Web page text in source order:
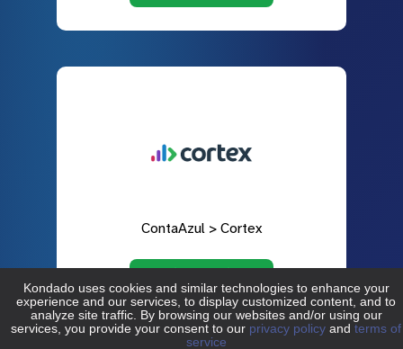
ContaAzul > Cortex